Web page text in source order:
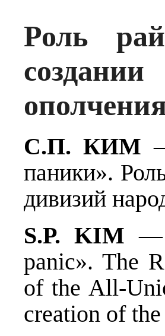
Роль
С.П. КИМ
паники».
дивизий
S.P. KIM —
panic». The
of the All-
creation of